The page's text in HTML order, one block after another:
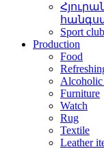
Sport
Production
Food
Alcoholic
Furniture
Watch
Rug
Textile
Leather